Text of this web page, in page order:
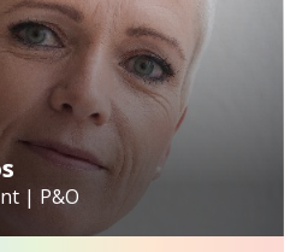
| P&O